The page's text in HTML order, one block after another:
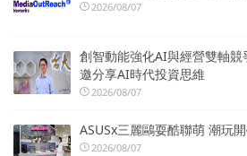
2026/08/07
創智動能強化AI與經營雙軸
邀分享AI時代投資思維
2026/08/07
ASUSx三麗鷗耍酷聯萌 潮玩
2026/08/07